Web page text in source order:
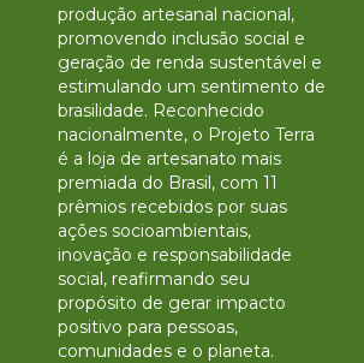
produção artesanal nacional,
promovendo inclusão social e
geração de renda sustentável e
estimulando um sentimento de
brasilidade. Reconhecido
nacionalmente, o Projeto Terra
é a loja de artesanato mais
premiada do Brasil, com 11
prêmios recebidos por suas
ações socioambientais,
inovação e responsabilidade
social, reafirmando seu
propósito de gerar impacto
positivo para pessoas,
comunidades e o planeta.